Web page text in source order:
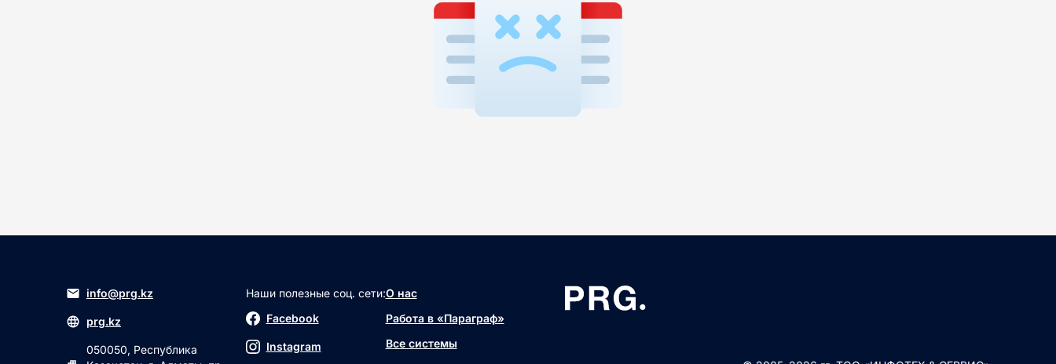
info@prg.kz
prg.kz
050050, Республика
Наши полезные соц. сети:
Facebook
Instagram
О нас
Работа в «Параграф»
Все системы